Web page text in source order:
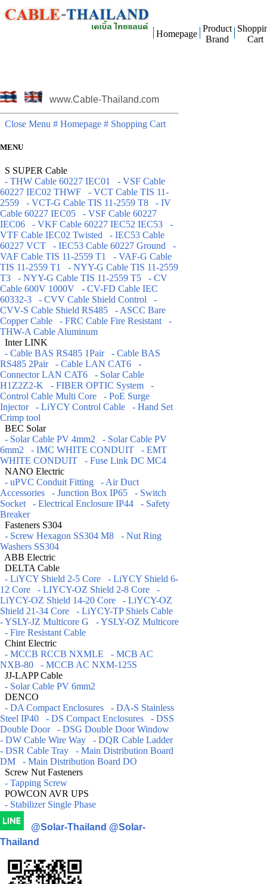
Homepage
Product
Brand
Cart
www.Cable-Thailand.com
Close Menu # Homepage # Shopping Cart
MENU
S SUPER Cable
- THW Cable 60227 IEC01
- VSF Cable
60227 IEC02 THWF
- VCT Cable TIS 11-
2559
- VCT-G Cable TIS 11-2559 T8
- IV
Cable 60227 IEC05
- VSF Cable 60227
IEC06
- VKF Cable 60227 IEC52 IEC53
-
VTF Cable IEC02 Twisted
- IEC53 Cable
60227 VCT
- IEC53 Cable 60227 Ground
-
VAF Cable TIS 11-2559 T1
- VAF-G Cable
TIS 11-2559 T1
- NYY-G Cable TIS 11-2559
T3
- NYY-G Cable TIS 11-2559 T5
- CV
Cable 600V 1000V
- CV-FD Cable IEC
60332-3
- CVV Cable Shield Control
-
CVV-S Cable Shield RS485
- ASCC Bare
Copper Cable
- FRC Cable Fire Resistant
-
THW-A Cable Aluminum
Inter LINK
- Cable BAS RS485 1Pair
- Cable BAS
RS485 2Pair
- Cable LAN CAT6
-
Connector LAN CAT6
- Solar Cable
H1Z2Z2-K
- FIBER OPTIC System
-
Control Cable Multi Core
- PoE Surge
Injector
- LiYCY Control Cable
- Hand Set
Crimp tool
BEC Solar
- Solar Cable PV 4mm2
- Solar Cable PV
6mm2
- IMC WHITE CONDUIT
- EMT
WHITE CONDUIT
- Fuse Link DC MC4
NANO Electric
- uPVC Conduit Fitting
- Air Duct
Accessories
- Junction Box IP65
- Switch
Socket
- Electrical Enclosure IP44
- Safety
Breaker
Fasteners S304
- Screw Hexagon SS304 M8
- Nut Ring
Washers SS304
ABB Electric
DELTA Cable
- LiYCY Shield 2-5 Core
- LiYCY Shield 6-
12 Core
- LIYCY-OZ Shield 2-8 Core
-
LiYCY-OZ Shield 14-20 Core
- LiYCY-OZ
Shield 21-34 Core
- LiYCY-TP Shiels Cable
- YSLY-JZ Multicore G
- YSLY-OZ Multicore
- Fire Resistant Cable
Chint Electric
- MCCB RCCB NXMLE
- MCB AC
NXB-80
- MCCB AC NXM-125S
JJ-LAPP Cable
- Solar Cable PV 6mm2
DENCO
- DA Compact Enclosures
- DA-S Stainless
Steel IP40
- DS Compact Enclosures
- DSS
Double Door
- DSG Double Door Window
- DW Cable Wire Way
- DQR Cable Ladder
- DSR Cable Tray
- Main Distribution Board
DM
- Main Distribution Board DO
Screw Nut Fasteners
- Tapping Screw
POWCON AVR UPS
- Stabilizer Single Phase
@Solar-Thailand @Solar-
Thailand